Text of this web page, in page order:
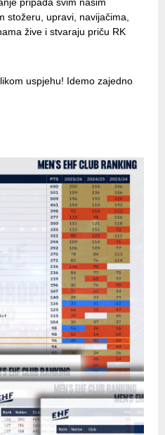
stožeru, upravi, navijačima,
žive i stvaraju priču RK
uspjehu! Idemo zajedno